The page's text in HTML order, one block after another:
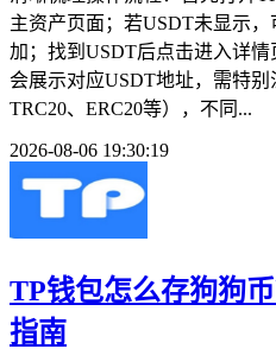
主资产页面；若USDT未显示
加；找到USDT后点击进入详
会展示对应USDT地址，需特
TRC20、ERC20等），不同...
2026-08-06 19:30:19
TP钱包怎么存狗狗
指南